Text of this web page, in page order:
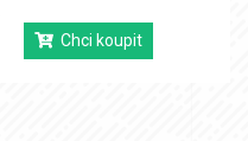
Chci koupit